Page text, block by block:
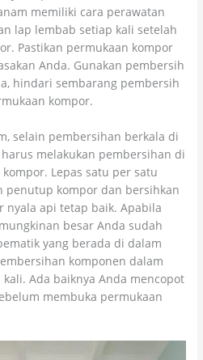
memiliki cara perawatan
lap lembab setiap kali setelah
Pastikan permukaan kompor
Anda. Gunakan pembersih
hindari sembarang pembersih
kompor.
selain pembersihan berkala di
melakukan pembersihan di
Lepas satu per satu
penutup kompor dan bersihkan
nyala api tetap baik. Apabila
besar Anda sudah
yang berada di dalam
komponen dalam
Ada baiknya Anda mencopot
membuka permukaan